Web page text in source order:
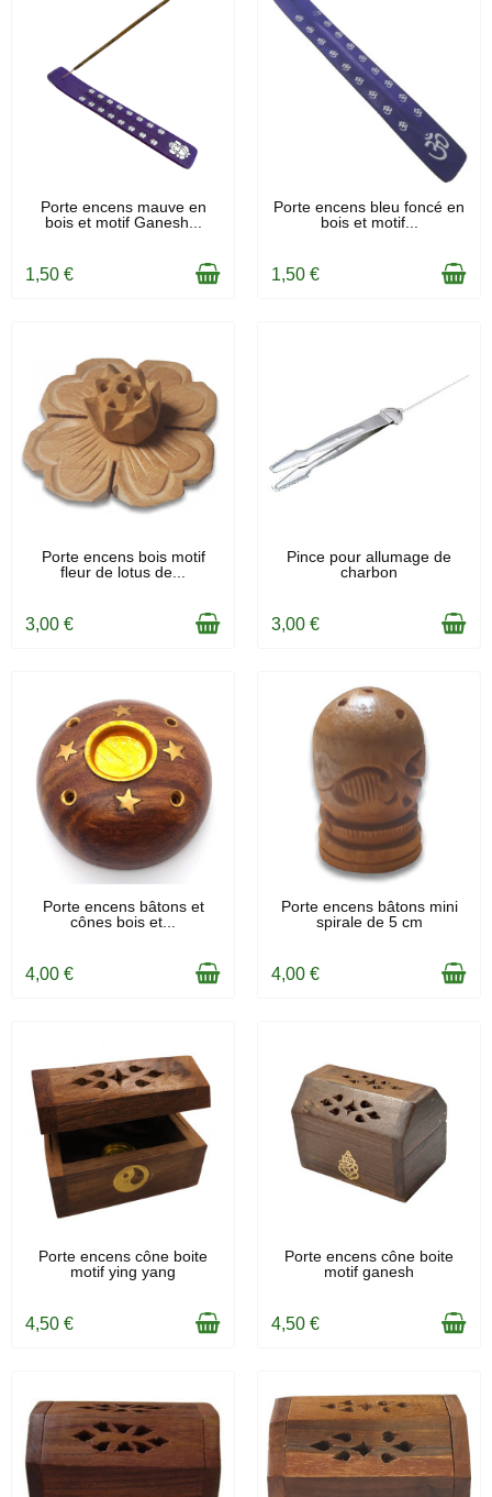
EN STOCK
Porte encens mauve en
bois et motif Ganesh...
1,50 €
EN STOCK
Porte encens bleu foncé en
bois et motif...
1,50 €
EN STOCK
Porte encens bois motif
fleur de lotus de...
3,00 €
EN STOCK
Pince pour allumage de
charbon
3,00 €
EN STOCK
Porte encens bâtons et
cônes bois et...
4,00 €
EN STOCK
Porte encens bâtons mini
spirale de 5 cm
4,00 €
EN STOCK
Porte encens cône boite
motif ying yang
4,50 €
EN STOCK
Porte encens cône boite
motif ganesh
4,50 €